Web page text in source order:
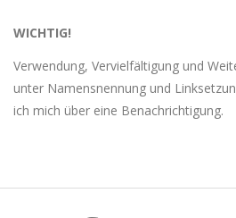
WICHTIG!
Verwendung, Vervielfältigung und
unter Namensnennung und
ich mich über eine Benachrichtigung.